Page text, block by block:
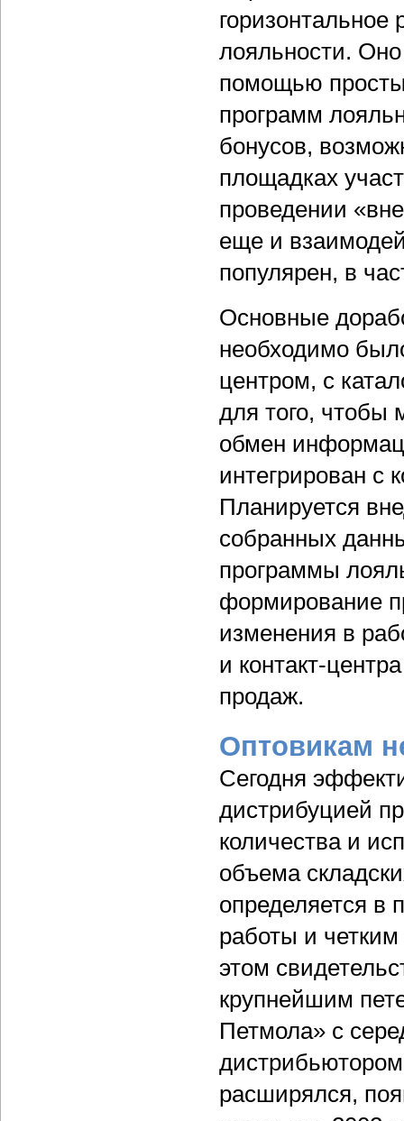
лояльности.
помощью
программ
бонусов,
площадках
проведении
еще и
популярен, в
Основные
необходимо
центром, с
для того, чтобы
обмен
интегрирован с
Планируется
собранных
программы
формирование
изменения в
и контакт-
продаж.
Оптовикам
Сегодня
дистрибуцией
количества и
объема
определяется в
работы и
этом
крупнейшим
Петмола» с
расширялся,